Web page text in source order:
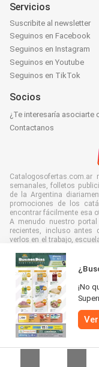
¡No
Servicios
Suscribite al newsletter
Seguinos en Facebook
Seguinos en Instagram
Seguinos en Youtube
Seguinos en TikTok
Socios
¿Te interesaría asociarte
Contactanos
semanales, folletos
de la Argentina
promociones de los
encontrar fácilmente esa
A menudo nuestro
recientes, incluso antes
verlos en el trabajo,
digitales contribuís a
el ambiente.
Se reservan todos los
legal|Términos y